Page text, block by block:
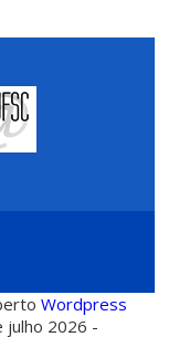
Wordpress
julho 2026 -